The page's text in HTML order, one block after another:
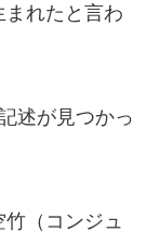
れたと言わ
述が見つかっ
（コンジュ